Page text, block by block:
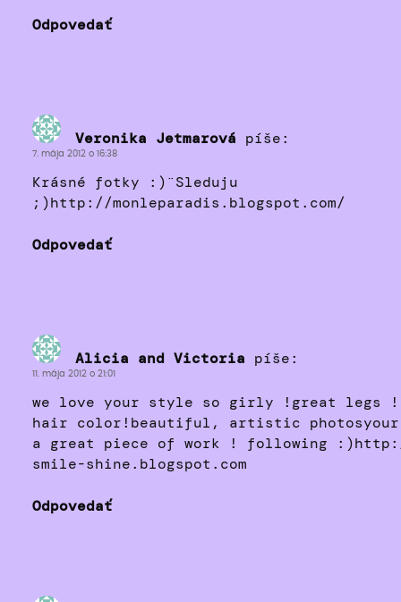
Odpovedať
Veronika Jetmarová píše:
7. mája 2012 o 16:38
Krásné fotky :)¨Sleduju
;)http://monleparadis.blogspot.com/
Odpovedať
Alicia and Victoria píše:
11. mája 2012 o 21:01
we love your style so girly !great legs
hair color!beautiful, artistic
a great piece of work ! following
smile-shine.blogspot.com
Odpovedať